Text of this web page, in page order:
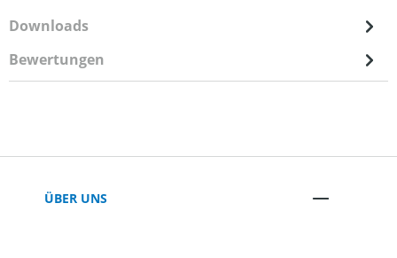
Downloads
Bewertungen
ÜBER UNS